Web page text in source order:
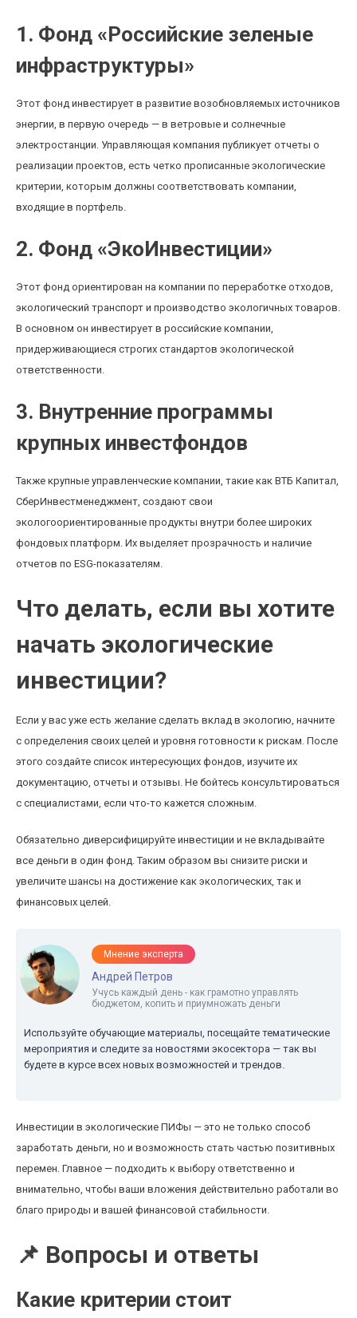
1. Фонд «Российские зеленые
инфраструктуры»
Этот фонд инвестирует в развитие возобновляемых источников
энергии, в первую очередь — в ветровые и солнечные
электростанции. Управляющая компания публикует отчеты о
реализации проектов, есть четко прописанные экологические
критерии, которым должны соответствовать компании,
входящие в портфель.
2. Фонд «ЭкоИнвестиции»
Этот фонд ориентирован на компании по переработке отходов,
экологический транспорт и производство экологичных товаров.
В основном он инвестирует в российские компании,
придерживающиеся строгих стандартов экологической
ответственности.
3. Внутренние программы
крупных инвестфондов
Также крупные управленческие компании, такие как ВТБ Капитал,
СберИнвестменеджмент, создают свои
экологоориентированные продукты внутри более широких
фондовых платформ. Их выделяет прозрачность и наличие
отчетов по ESG-показателям.
Что делать, если вы хотите
начать экологические
инвестиции?
Если у вас уже есть желание сделать вклад в экологию, начните
с определения своих целей и уровня готовности к рискам. После
этого создайте список интересующих фондов, изучите их
документацию, отчеты и отзывы. Не бойтесь консультироваться
с специалистами, если что-то кажется сложным.
Обязательно диверсифицируйте инвестиции и не вкладывайте
все деньги в один фонд. Таким образом вы снизите риски и
увеличите шансы на достижение как экологических, так и
финансовых целей.
Мнение эксперта
Андрей Петров
Учусь каждый день - как грамотно управлять
бюджетом, копить и приумножать деньги
Используйте обучающие материалы, посещайте тематические
мероприятия и следите за новостями экосектора — так вы
будете в курсе всех новых возможностей и трендов.
Инвестиции в экологические ПИФы — это не только способ
заработать деньги, но и возможность стать частью позитивных
перемен. Главное — подходить к выбору ответственно и
внимательно, чтобы ваши вложения действительно работали во
благо природы и вашей финансовой стабильности.
📌 Вопросы и ответы
Какие критерии стоит